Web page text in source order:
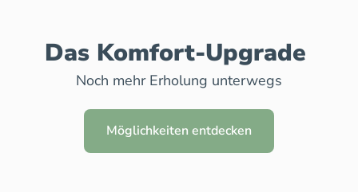
Das Komfort-Upgrade
Noch mehr Erholung unterwegs
Möglichkeiten entdecken